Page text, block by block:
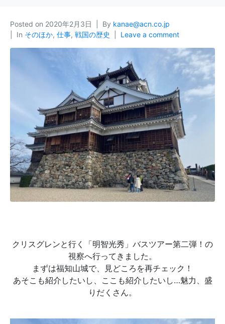
Posted on 2020年2月3日 By kanae@acn.co.jp
In そのほか, 仕事, 戦国の歴史 Leave a comment
クリスグレンと行く「明智光秀」バスツアー第二弾！の
視察へ行ってきました。
まずは福知山城で、見どころを再チェック！
あそこも紹介したいし、ここも紹介したいし…魅力、盛
りだくさん。